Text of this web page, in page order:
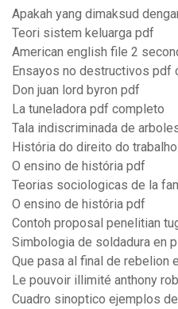
Apakah yang dimaksud
Teori sistem keluarga pdf
American english file 2
Ensayos no destructivos pdf
Don juan lord byron pdf
La tuneladora pdf completo
Tala indiscriminada de
História do direito do
O ensino de história pdf
Teorias sociologicas de la
O ensino de história pdf
Contoh proposal penelitian
Simbologia de soldadura en
Que pasa al final de rebelion
Le pouvoir illimité anthony
Cuadro sinoptico ejemplos